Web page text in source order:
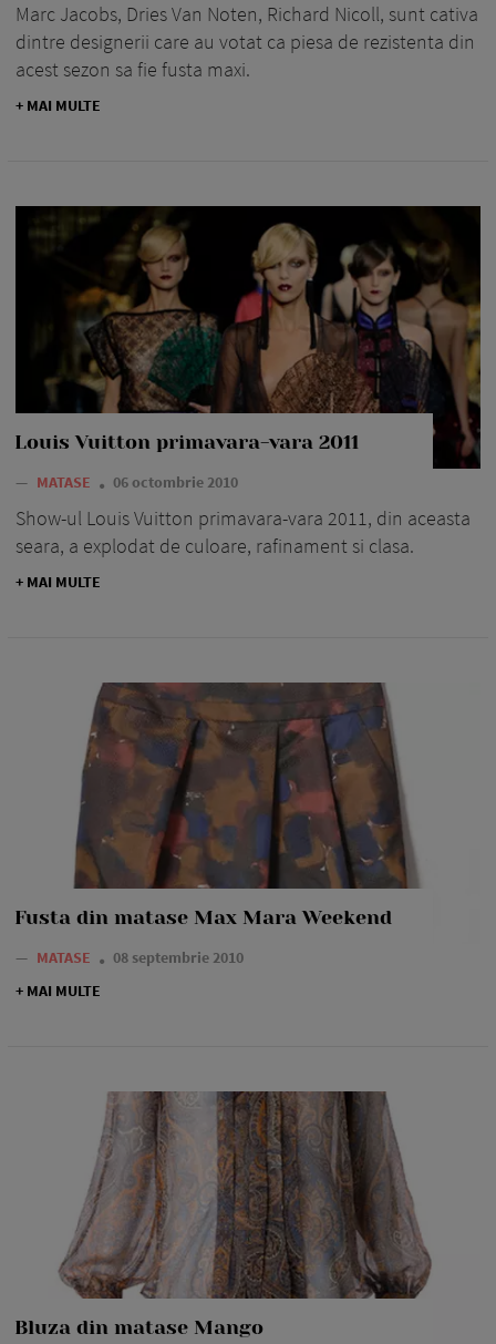
Marc Jacobs, Dries Van Noten, Richard Nicoll, sunt cativa
dintre designerii care au votat ca piesa de rezistenta din
acest sezon sa fie fusta maxi.
+ MAI MULTE
Louis Vuitton primavara-vara 2011
— MATASE 06 octombrie 2010
Show-ul Louis Vuitton primavara-vara 2011, din aceasta
seara, a explodat de culoare, rafinament si clasa.
+ MAI MULTE
Fusta din matase Max Mara Weekend
— MATASE
08 septembrie 2010
+ MAI MULTE
Bluza din matase Mango